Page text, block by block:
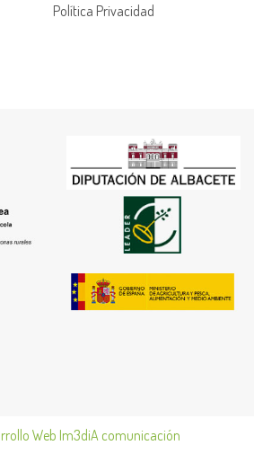
Política Privacidad
Web Im3diA comunicación